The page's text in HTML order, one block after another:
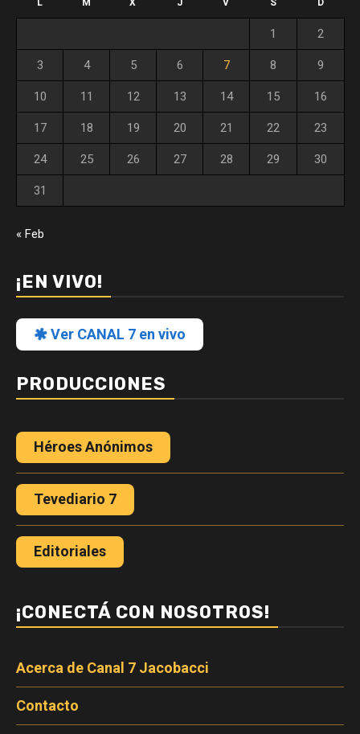
L M X J V S D
1 2
3 4 5 6 7 8 9
10 11 12 13 14 15 16
17 18 19 20 21 22 23
24 25 26 27 28 29 30
31
« Feb
¡EN VIVO!
Ver CANAL 7 en vivo
PRODUCCIONES
Héroes Anónimos
Tevediario 7
Editoriales
¡CONECTÁ CON NOSOTROS!
Acerca de Canal 7 Jacobacci
Contacto